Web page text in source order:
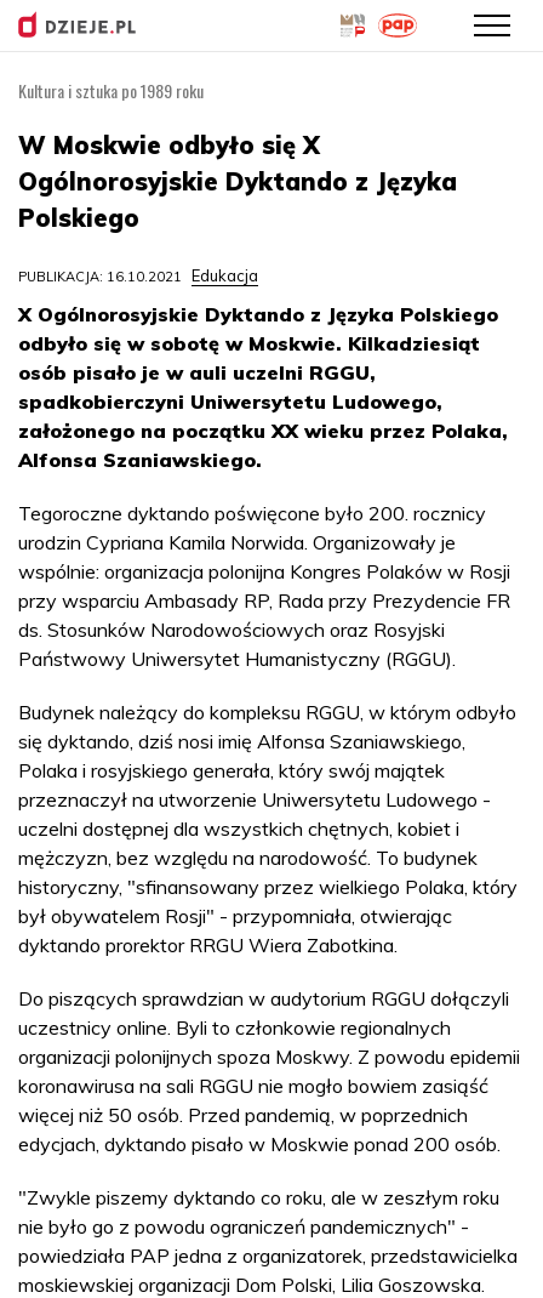
treści
Kultura i sztuka po 1989 roku
W Moskwie odbyło się X
Ogólnorosyjskie Dyktando z Języka
Polskiego
PUBLIKACJA: 16.10.2021 Edukacja
X Ogólnorosyjskie Dyktando z Języka Polskiego
odbyło się w sobotę w Moskwie. Kilkadziesiąt
osób pisało je w auli uczelni RGGU,
spadkobierczyni Uniwersytetu Ludowego,
założonego na początku XX wieku przez Polaka,
Alfonsa Szaniawskiego.
Tegoroczne dyktando poświęcone było 200. rocznicy
urodzin Cypriana Kamila Norwida. Organizowały je
wspólnie: organizacja polonijna Kongres Polaków w Rosji
przy wsparciu Ambasady RP, Rada przy Prezydencie FR
ds. Stosunków Narodowościowych oraz Rosyjski
Państwowy Uniwersytet Humanistyczny (RGGU).
Budynek należący do kompleksu RGGU, w którym odbyło
się dyktando, dziś nosi imię Alfonsa Szaniawskiego,
Polaka i rosyjskiego generała, który swój majątek
przeznaczył na utworzenie Uniwersytetu Ludowego -
uczelni dostępnej dla wszystkich chętnych, kobiet i
mężczyzn, bez względu na narodowość. To budynek
historyczny, "sfinansowany przez wielkiego Polaka, który
był obywatelem Rosji" - przypomniała, otwierając
dyktando prorektor RRGU Wiera Zabotkina.
Do piszących sprawdzian w audytorium RGGU dołączyli
uczestnicy online. Byli to członkowie regionalnych
organizacji polonijnych spoza Moskwy. Z powodu epidemii
koronawirusa na sali RGGU nie mogło bowiem zasiąść
więcej niż 50 osób. Przed pandemią, w poprzednich
edycjach, dyktando pisało w Moskwie ponad 200 osób.
"Zwykle piszemy dyktando co roku, ale w zeszłym roku
nie było go z powodu ograniczeń pandemicznych" -
powiedziała PAP jedna z organizatorek, przedstawicielka
moskiewskiej organizacji Dom Polski, Lilia Goszowska.